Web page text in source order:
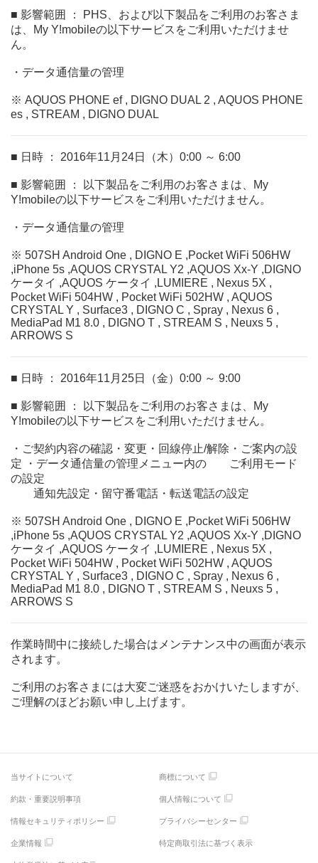
■ 影響範囲 ： PHS、および以下製品をご利用のお客さま
は、My Y!mobileの以下サービスをご利用いただけませ
ん。
・データ通信量の管理
※ AQUOS PHONE ef , DIGNO DUAL 2 , AQUOS PHONE
es , STREAM , DIGNO DUAL
■ 日時 ： 2016年11月24日（木）0:00 ～ 6:00
■ 影響範囲 ： 以下製品をご利用のお客さまは、My
Y!mobileの以下サービスをご利用いただけません。
・データ通信量の管理
※ 507SH Android One , DIGNO E ,Pocket WiFi 506HW
,iPhone 5s ,AQUOS CRYSTAL Y2 ,AQUOS Xx-Y ,DIGNO
ケータイ ,AQUOS ケータイ ,LUMIERE , Nexus 5X ,
Pocket WiFi 504HW , Pocket WiFi 502HW , AQUOS
CRYSTAL Y , Surface3 , DIGNO C , Spray , Nexus 6 ,
MediaPad M1 8.0 , DIGNO T , STREAM S , Neuxs 5 ,
ARROWS S
■ 日時 ： 2016年11月25日（金）0:00 ～ 9:00
■ 影響範囲 ： 以下製品をご利用のお客さまは、My
Y!mobileの以下サービスをご利用いただけません。
・ご契約内容の確認・変更・回線停止/解除・ご案内の設
定 ・データ通信量の管理メニュー内の ご利用モード
の設定
通知先設定・留守番電話・転送電話の設定
※ 507SH Android One , DIGNO E ,Pocket WiFi 506HW
,iPhone 5s ,AQUOS CRYSTAL Y2 ,AQUOS Xx-Y ,DIGNO
ケータイ ,AQUOS ケータイ ,LUMIERE , Nexus 5X ,
Pocket WiFi 504HW , Pocket WiFi 502HW , AQUOS
CRYSTAL Y , Surface3 , DIGNO C , Spray , Nexus 6 ,
MediaPad M1 8.0 , DIGNO T , STREAM S , Neuxs 5 ,
ARROWS S
作業時間中に接続した場合はメンテナンス中の画面が表示
されます。
ご利用のお客さまには大変ご迷惑をおかけいたしますが、
ご理解のほどお願い申し上げます。
当サイトについて 商標について
約款・重要説明事項 個人情報について
情報セキュリティポリシー プライバシーセンター
企業情報 特定商取引法に基づく表示